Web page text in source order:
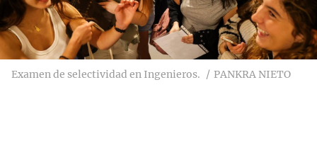
Examen de selectividad en Ingenieros. PANKRA NIETO